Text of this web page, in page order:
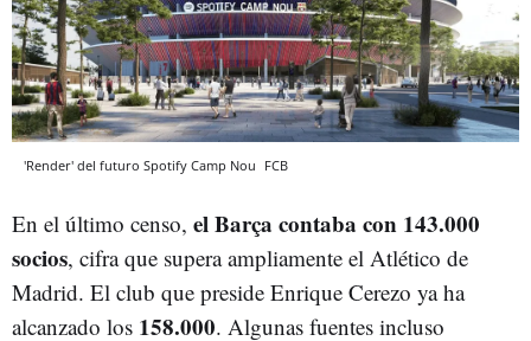
'Render' del futuro Spotify Camp Nou FCB
En el último censo, el Barça contaba con 143.000
socios, cifra que supera ampliamente el Atlético de
Madrid. El club que preside Enrique Cerezo ya ha
alcanzado los 158.000. Algunas fuentes incluso